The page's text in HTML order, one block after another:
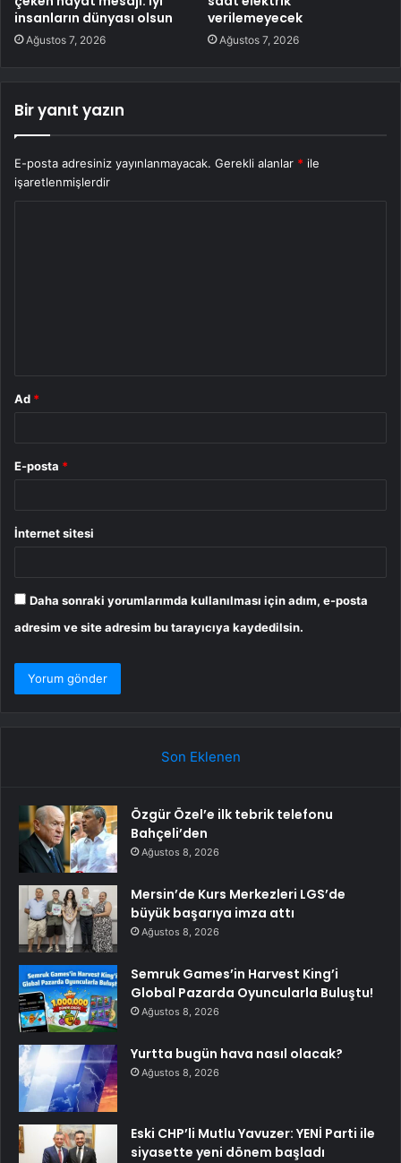
insanların dünyası olsun
Ağustos 7, 2026
verilemeyecek
Ağustos 7, 2026
Bir yanıt yazın
E-posta adresiniz yayınlanmayacak. Gerekli alanlar * ile
işaretlenmişlerdir
Ad *
E-posta *
İnternet sitesi
Daha sonraki yorumlarımda kullanılması için adım, e-posta
adresim ve site adresim bu tarayıcıya kaydedilsin.
Son Eklenen
Özgür Özel’e ilk tebrik telefonu
Bahçeli’den
Ağustos 8, 2026
Mersin’de Kurs Merkezleri LGS’de
büyük başarıya imza attı
Ağustos 8, 2026
Semruk Games’in Harvest King’i
Global Pazarda Oyuncularla Buluştu!
Ağustos 8, 2026
Yurtta bugün hava nasıl olacak?
Ağustos 8, 2026
Eski CHP’li Mutlu Yavuzer: YENİ Parti ile
siyasette yeni dönem başladı